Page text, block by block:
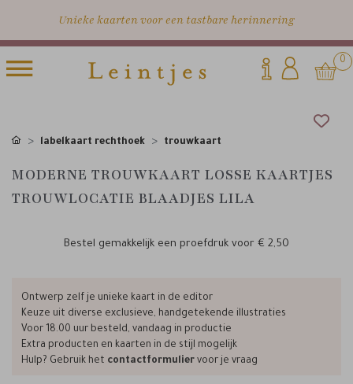
Unieke kaarten voor een tastbare herinnering
0
labelkaart rechthoek trouwkaart
MODERNE TROUWKAART LOSSE KAARTJES
TROUWLOCATIE BLAADJES LILA
Bestel gemakkelijk een proefdruk voor € 2,50
Ontwerp zelf je unieke kaart in de editor
Keuze uit diverse exclusieve, handgetekende illustraties
Voor 18.00 uur besteld, vandaag in productie
Extra producten en kaarten in de stijl mogelijk
Hulp? Gebruik het contactformulier voor je vraag